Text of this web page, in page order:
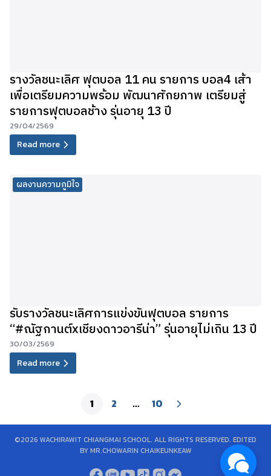
รางวัลชนะเลิศ ฟุตบอล 11 คน รายการ บอล4 เส้า
เพื่อเตรียมความพร้อม พัฒนาศักยภาพ เตรียมสู่
รายการฟุตบอลช้าง รุ่นอายุ 13 ปี
29/04/2569
Read more
ผลงานความภูมิใจ
รับรางวัลชนะเลิศการแข่งขันฟุตบอล รายการ
“#ณัฐกานต์xเชียงดาวอารีน่า” รุ่นอายุไม่เกิน 13 ปี
30/03/2569
Read more
1 2 … 10
©2026 WACHIRAWIT CHIANGMAI SCHOOL. ALL RIGHTS RESERVED. EDITED
BY MR.CHOWARIN CHAIKEUNKEAW